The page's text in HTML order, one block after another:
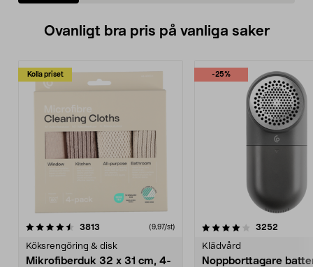
Ovanligt bra pris på vanliga saker
Kolla priset
3813 (9,97/st)
Köksrengöring & disk
Mikrofiberduk 32 x 31 cm, 4-
-25%
4.0av 5 stjärnor 3252
Klädvård
Noppborttagare
4.5av 5 stjärnor